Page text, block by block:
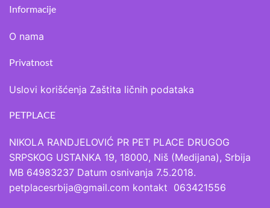
Informacije
O nama
Privatnost
Uslovi korišćenja Zaštita ličnih podataka
PETPLACE
NIKOLA RANDJELOVIĆ PR PET PLACE DRUGOG
SRPSKOG USTANKA 19, 18000, Niš (Medijana), Srbija
MB 64983237 Datum osnivanja 7.5.2018.
petplacesrbija@gmail.com kontakt 063421556